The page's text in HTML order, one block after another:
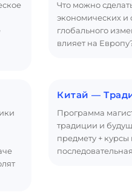
Что можно
экономических и
глобального
влияет на
Китай —
Программа
традиции и
предмету + курсы